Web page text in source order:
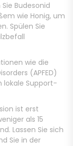
Budesonid
wie Honig, um
Spülen Sie
wie die
(APFED)
lokale Support-
ist erst
als 15
Lassen Sie sich
Sie in der